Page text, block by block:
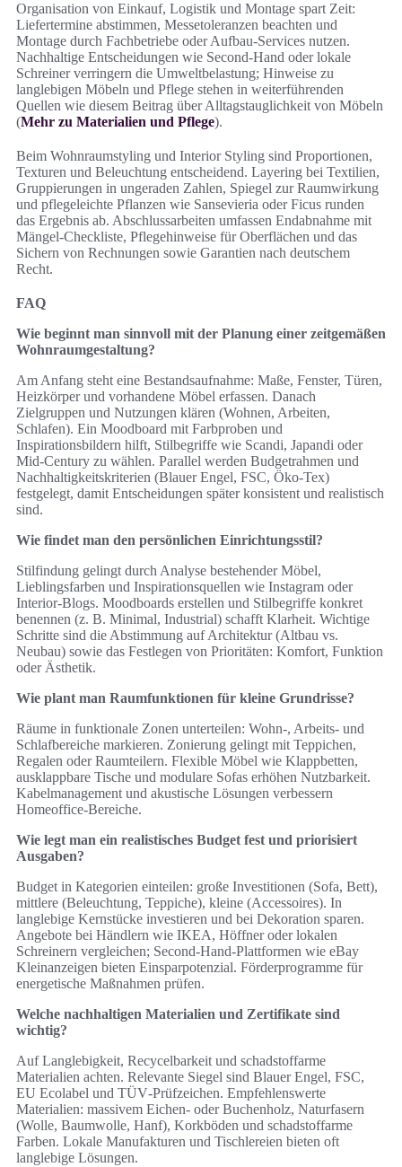
Organisation von Einkauf, Logistik und Montage spart Zeit:
Liefertermine abstimmen, Messetoleranzen beachten und
Montage durch Fachbetriebe oder Aufbau-Services nutzen.
Nachhaltige Entscheidungen wie Second‑Hand oder lokale
Schreiner verringern die Umweltbelastung; Hinweise zu
langlebigen Möbeln und Pflege stehen in weiterführenden
Quellen wie diesem Beitrag über Alltagstauglichkeit von Möbeln
(Mehr zu Materialien und Pflege).
Beim Wohnraumstyling und Interior Styling sind Proportionen,
Texturen und Beleuchtung entscheidend. Layering bei Textilien,
Gruppierungen in ungeraden Zahlen, Spiegel zur Raumwirkung
und pflegeleichte Pflanzen wie Sansevieria oder Ficus runden
das Ergebnis ab. Abschlussarbeiten umfassen Endabnahme mit
Mängel-Checkliste, Pflegehinweise für Oberflächen und das
Sichern von Rechnungen sowie Garantien nach deutschem
Recht.
FAQ
Wie beginnt man sinnvoll mit der Planung einer zeitgemäßen
Wohnraumgestaltung?
Am Anfang steht eine Bestandsaufnahme: Maße, Fenster, Türen,
Heizkörper und vorhandene Möbel erfassen. Danach
Zielgruppen und Nutzungen klären (Wohnen, Arbeiten,
Schlafen). Ein Moodboard mit Farbproben und
Inspirationsbildern hilft, Stilbegriffe wie Scandi, Japandi oder
Mid‑Century zu wählen. Parallel werden Budgetrahmen und
Nachhaltigkeitskriterien (Blauer Engel, FSC, Öko‑Tex)
festgelegt, damit Entscheidungen später konsistent und realistisch
sind.
Wie findet man den persönlichen Einrichtungsstil?
Stilfindung gelingt durch Analyse bestehender Möbel,
Lieblingsfarben und Inspirationsquellen wie Instagram oder
Interior‑Blogs. Moodboards erstellen und Stilbegriffe konkret
benennen (z. B. Minimal, Industrial) schafft Klarheit. Wichtige
Schritte sind die Abstimmung auf Architektur (Altbau vs.
Neubau) sowie das Festlegen von Prioritäten: Komfort, Funktion
oder Ästhetik.
Wie plant man Raumfunktionen für kleine Grundrisse?
Räume in funktionale Zonen unterteilen: Wohn-, Arbeits‑ und
Schlafbereiche markieren. Zonierung gelingt mit Teppichen,
Regalen oder Raumteilern. Flexible Möbel wie Klappbetten,
ausklappbare Tische und modulare Sofas erhöhen Nutzbarkeit.
Kabelmanagement und akustische Lösungen verbessern
Homeoffice‑Bereiche.
Wie legt man ein realistisches Budget fest und priorisiert
Ausgaben?
Budget in Kategorien einteilen: große Investitionen (Sofa, Bett),
mittlere (Beleuchtung, Teppiche), kleine (Accessoires). In
langlebige Kernstücke investieren und bei Dekoration sparen.
Angebote bei Händlern wie IKEA, Höffner oder lokalen
Schreinern vergleichen; Second‑Hand‑Plattformen wie eBay
Kleinanzeigen bieten Einsparpotenzial. Förderprogramme für
energetische Maßnahmen prüfen.
Welche nachhaltigen Materialien und Zertifikate sind
wichtig?
Auf Langlebigkeit, Recycelbarkeit und schadstoffarme
Materialien achten. Relevante Siegel sind Blauer Engel, FSC,
EU Ecolabel und TÜV‑Prüfzeichen. Empfehlenswerte
Materialien: massivem Eichen‑ oder Buchenholz, Naturfasern
(Wolle, Baumwolle, Hanf), Korkböden und schadstoffarme
Farben. Lokale Manufakturen und Tischlereien bieten oft
langlebige Lösungen.